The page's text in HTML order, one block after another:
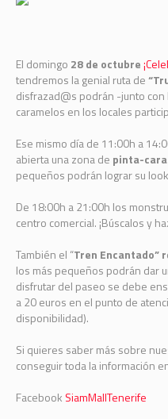
El domingo 28 de octubre
tendremos la genial ruta de
disfrazad@s podrán -junto
caramelos en los locales
Ese mismo día de 11:00h a
abierta una zona de pinta-
pequeños podrán lograr su
De 18:00h a 21:00h los
centro comercial. ¡Búscalos y
También el “Tren Encantado” r
los más pequeños podrán dar
disfrutar del paseo se debe
a 20 euros en el punto de
disponibilidad).
Si quieres saber más sobre
conseguir toda la información
Facebook SiamMallTenerife